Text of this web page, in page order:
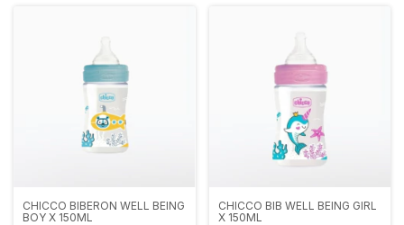
CHICCO BIBERON WELL BEING
BOY X 150ML
CHICCO BIB WELL BEING GIRL
X 150ML